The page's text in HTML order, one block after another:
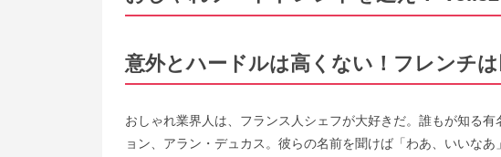
意外とハードルは高くない！フレンチ
おしゃれ業界人は、フランス人シェフが大好きだ。誰もが知る
ョン、アラン・デュカス。彼らの名前を聞けば「わあ、いいな